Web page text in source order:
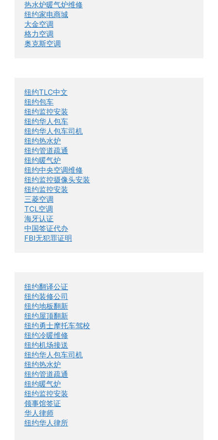
热水炉暖气炉维修
纽约家电商城
大金空调
格力空调
奥克斯空调
纽约TLC中文
纽约包车
纽约监控安装
纽约华人包车
纽约华人包车司机
纽约热水炉
纽约管道疏通
纽约暖气炉
纽约中央空调维修
纽约监控摄像头安装
纽约监控安装
三菱空调
TCL空调
海牙认证
中国签证代办
FBI无犯罪证明
纽约翻译公证
纽约装修公司
纽约地板翻新
纽约屋顶翻新
纽约勇士摩托车驾校
纽约冷暖维修
纽约机场接送
纽约华人包车司机
纽约热水炉
纽约管道疏通
纽约暖气炉
纽约监控安装
领事馆签证
华人律师
纽约华人律所